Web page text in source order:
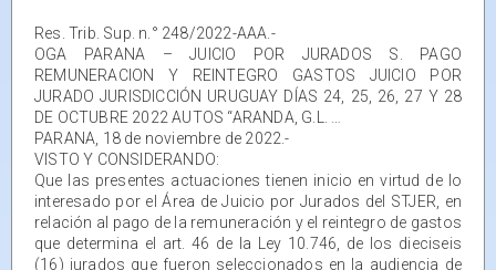
Res. Trib. Sup. n.° 248/2022-AAA.-
OGA PARANA – JUICIO POR JURADOS S. PAGO
REMUNERACION Y REINTEGRO GASTOS JUICIO POR
JURADO JURISDICCIÓN URUGUAY DÍAS 24, 25, 26, 27 Y 28
DE OCTUBRE 2022 AUTOS “ARANDA, G.L. …
PARANA, 18 de noviembre de 2022.-
VISTO Y CONSIDERANDO:
Que las presentes actuaciones tienen inicio en virtud de lo
interesado por el Área de Juicio por Jurados del STJER, en
relación al pago de la remuneración y el reintegro de gastos
que determina el art. 46 de la Ley 10.746, de los dieciseis
(16) jurados que fueron seleccionados en la audiencia de